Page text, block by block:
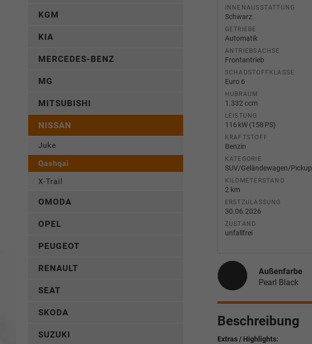
INNENAUSSTATTUNG
Schwarz
GETRIEBE
Automatik
ANTRIEBSACHSE
Frontantrieb
SCHADSTOFFKLASSE
Euro 6
HUBRAUM
1.332 ccm
LEISTUNG
116 kW (158 PS)
KRAFTSTOFF
Benzin
KATEGORIE
SUV/Geländewagen/Pickup
KILOMETERSTAND
2 km
ERSTZULASSUNG
30.06.2026
ZUSTAND
unfallfrei
Außenfarbe
Pearl Black
Beschreibung
Extras / Highlights:
KGM
KIA
MERCEDES-BENZ
MG
MITSUBISHI
NISSAN
Juke
Qashqai
X-Trail
OMODA
OPEL
PEUGEOT
RENAULT
SEAT
SKODA
SUZUKI